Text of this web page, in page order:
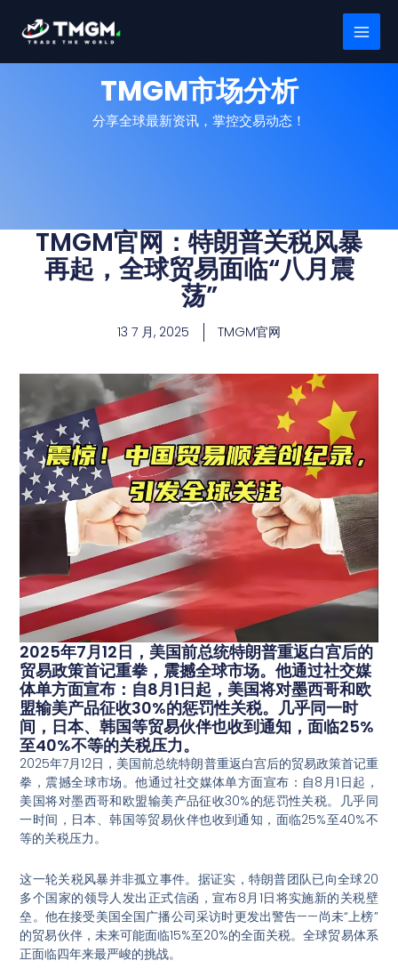
TMGM市场分析
分享全球最新资讯，掌控交易动态！
TMGM官网：特朗普关税风暴
再起，全球贸易面临“八月震
荡”
13 7 月, 2025 TMGM官网
2025年7月12日，美国前总统特朗普重返白宫后的
贸易政策首记重拳，震撼全球市场。他通过社交媒
体单方面宣布：自8月1日起，美国将对墨西哥和欧
盟输美产品征收30%的惩罚性关税。几乎同一时
间，日本、韩国等贸易伙伴也收到通知，面临25%
至40%不等的关税压力。
2025年7月12日，美国前总统特朗普重返白宫后的贸易政策首记重
拳，震撼全球市场。他通过社交媒体单方面宣布：自8月1日起，
美国将对墨西哥和欧盟输美产品征收30%的惩罚性关税。几乎同
一时间，日本、韩国等贸易伙伴也收到通知，面临25%至40%不
等的关税压力。
这一轮关税风暴并非孤立事件。据证实，特朗普团队已向全球20
多个国家的领导人发出正式信函，宣布8月1日将实施新的关税壁
垒。他在接受美国全国广播公司采访时更发出警告——尚未“上榜”
的贸易伙伴，未来可能面临15%至20%的全面关税。全球贸易体系
正面临四年来最严峻的挑战。